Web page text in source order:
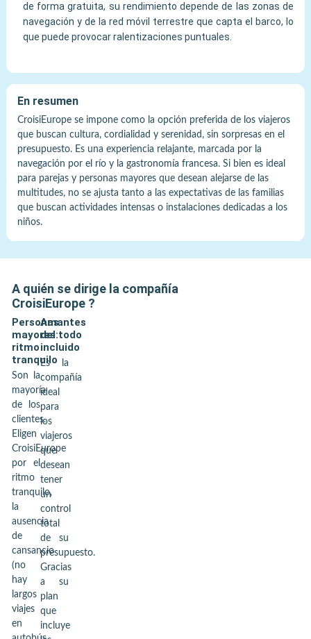
de forma gratuita, su rendimiento depende de las zonas de
navegación y de la red móvil terrestre que capta el barco, lo
que puede provocar ralentizaciones puntuales.
En resumen
CroisiEurope se impone como la opción preferida de los viajeros
que buscan cultura, cordialidad y serenidad, sin sorpresas en el
presupuesto. Es una experiencia relajante, marcada por la
navegación por el río y la gastronomía francesa. Si bien es ideal
para parejas y personas mayores que desean alejarse de las
multitudes, no se ajusta tanto a las expectativas de las familias
que buscan actividades intensas o instalaciones dedicadas a los
niños.
A quién se dirige la compañía
CroisiEurope ?
Personas
mayores:
ritmo
tranquilo
Son la
mayoría
de los
clientes.
Eligen
CroisiEurope
por el
ritmo
tranquilo,
la
ausencia
de
cansancio
(no
hay
largos
viajes
en
Amantes
del todo
incluido
Es la
compañía
ideal
para
los
viajeros
que
desean
tener
un
control
total
de su
presupuesto.
Gracias
a su
plan
que
incluye